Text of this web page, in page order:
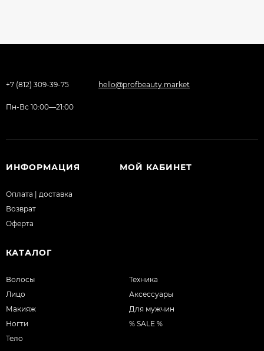
+7 (812) 309-39-75 hello@profbeauty.market
Пн-Вс 10:00—21:00
ИНФОРМАЦИЯ
Оплата | доставка
Возврат
Оферта
МОЙ КАБИНЕТ
КАТАЛОГ
Волосы
Лицо
Макияж
Ногти
Тело
Техника
Аксессуары
Для мужчин
% SALE %